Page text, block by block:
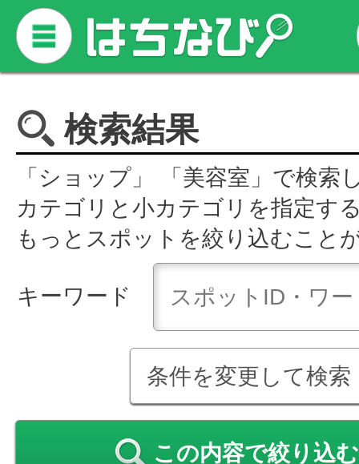
検索結果
「ショップ」 「美容室」で検索
カテゴリと小カテゴリを指定す
もっとスポットを絞り込むこと
キーワード
条件を変更して検索
この内容で絞り込む